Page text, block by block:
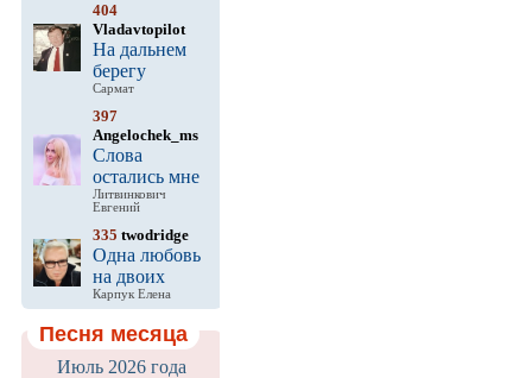
404
Vladavtopilot
На дальнем
берегу
Сармат
397
Angelochek_ms
Слова
остались мне
Литвинкович
Евгений
335 twodridge
Одна любовь
на двоих
Карпук Елена
Песня месяца
Июль 2026 года